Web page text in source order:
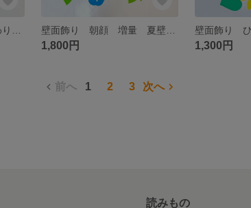
1,800円 1,300円
前へ 1 2 3 次へ
読みもの